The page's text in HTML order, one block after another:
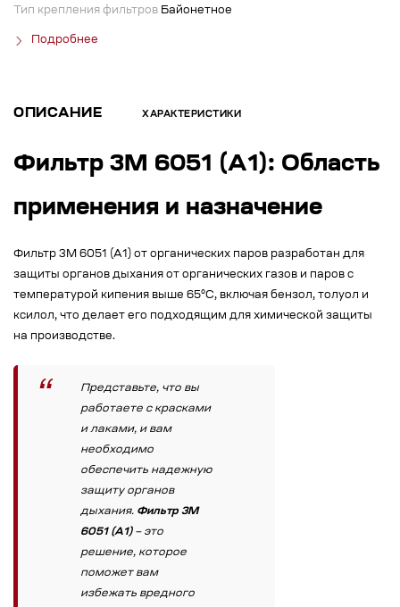
Тип крепления фильтров Байонетное
Подробнее
ОПИСАНИЕ ХАРАКТЕРИСТИКИ
Фильтр 3М 6051 (А1): Область
применения и назначение
Фильтр 3М 6051 (А1) от органических паров разработан для
защиты органов дыхания от органических газов и паров с
температурой кипения выше 65°C, включая бензол, толуол и
ксилол, что делает его подходящим для химической защиты
на производстве.
Представьте, что вы
работаете с красками
и лаками, и вам
необходимо
обеспечить надежную
защиту органов
дыхания. Фильтр 3М
6051 (А1)– это
решение, которое
поможет вам
избежать вредного